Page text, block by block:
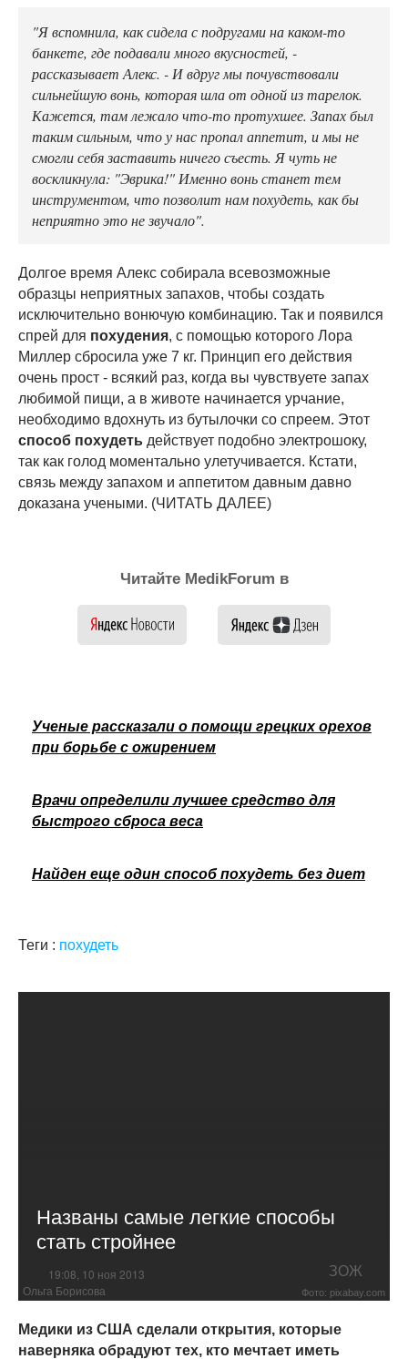
"Я вспомнила, как сидела с подругами на каком-то
банкете, где подавали много вкусностей, -
рассказывает Алекс. - И вдруг мы почувствовали
сильнейшую вонь, которая шла от одной из тарелок.
Кажется, там лежало что-то протухшее. Запах был
таким сильным, что у нас пропал аппетит, и мы не
смогли себя заставить ничего съесть. Я чуть не
воскликнула: "Эврика!" Именно вонь станет тем
инструментом, что позволит нам похудеть, как бы
неприятно это не звучало".
Долгое время Алекс собирала всевозможные
образцы неприятных запахов, чтобы создать
исключительно вонючую комбинацию. Так и появился
спрей для похудения, с помощью которого Лора
Миллер сбросила уже 7 кг. Принцип его действия
очень прост - всякий раз, когда вы чувствуете запах
любимой пищи, а в животе начинается урчание,
необходимо вдохнуть из бутылочки со спреем. Этот
способ похудеть действует подобно электрошоку,
так как голод моментально улетучивается. Кстати,
связь между запахом и аппетитом давным давно
доказана учеными. (ЧИТАТЬ ДАЛЕЕ)
Читайте MedikForum в
Ученые рассказали о помощи грецких орехов
при борьбе с ожирением
Врачи определили лучшее средство для
быстрого сброса веса
Найден еще один способ похудеть без диет
Теги : похудеть
Названы самые легкие способы
стать стройнее
19:08, 10 ноя 2013 ЗОЖ
Ольга Борисова Фото: pixabay.com
Медики из США сделали открытия, которые
наверняка обрадуют тех, кто мечтает иметь